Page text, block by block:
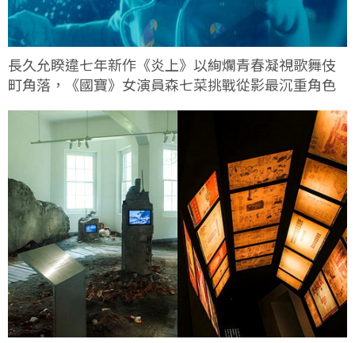
長久允睽違七年新作《炎上》以絢爛青春凝視歌舞伎
町角落，《國寶》女演員森七菜挑戰從影最沉重角色